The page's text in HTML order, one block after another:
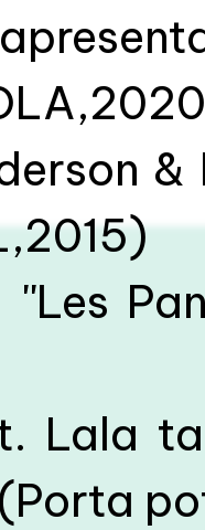
Lala